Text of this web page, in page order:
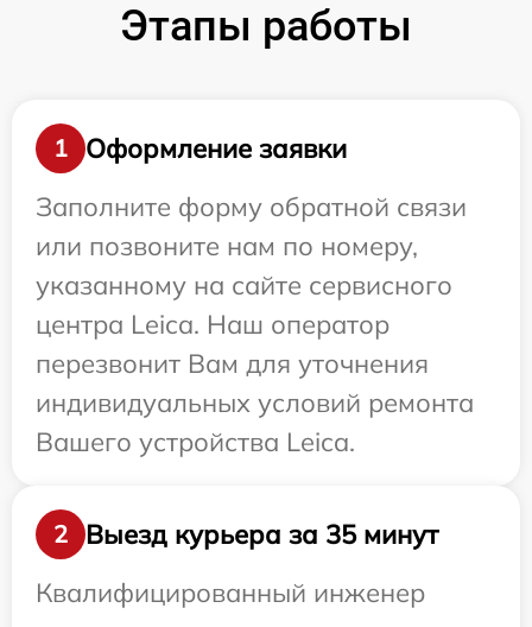
Этапы работы
1
Оформление заявки
Заполните форму обратной связи
или позвоните нам по номеру,
указанному на сайте сервисного
центра Leica. Наш оператор
перезвонит Вам для уточнения
индивидуальных условий ремонта
Вашего устройства Leica.
2
Выезд курьера за 35 минут
Квалифицированный инженер